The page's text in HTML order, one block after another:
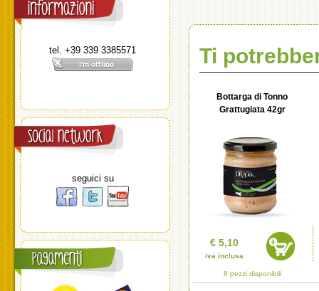
tel. +39 339 3385571
seguici su
Ti
Bottarga di Tonno
Grattugiata 42gr
€ 5,10
iva inclusa
8 pezzi disponibili